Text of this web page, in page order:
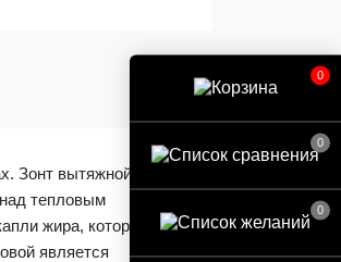
0
0
0
Зонт вытяжной из
тепловым
жира, которые в
является